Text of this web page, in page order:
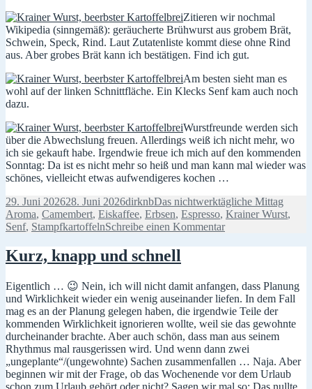
Zitieren wir nochmal
Wikipedia (sinngemäß): geräucherte Brühwurst aus grobem Brät,
Schwein, Speck, Rind. Laut Zutatenliste kommt diese ohne Rind
aus. Aber grobes Brät kann ich bestätigen. Find ich gut.
Am besten sieht man es
wohl auf der linken Schnittfläche. Ein Klecks Senf kam auch noch
dazu.
Wurstfreunde werden sich
über die Abwechslung freuen. Allerdings weiß ich nicht mehr, wo
ich sie gekauft habe. Irgendwie freue ich mich auf den kommenden
Sonntag: Da ist es nicht mehr so heiß und man kann mal wieder was
schönes, vielleicht etwas aufwendigeres kochen …
Veröffentlicht
am
29. Juni 202628. Juni 2026Autor
dirknbKategorien
Das nichtwerktägliche Mittag
Aroma, Camembert, Eiskaffee, Erbsen, Espresso, Krainer Wurst,
Senf, StampfkartoffelnSchreibe einen Kommentarzu
hä?
Kurz, knapp und schnell
Eigentlich … 😉 Nein, ich will nicht damit anfangen, dass Planung
und Wirklichkeit wieder ein wenig auseinander liefen. In dem Fall
mag es an der Planung gelegen haben, die irgendwie Teile der
kommenden Wirklichkeit ignorieren wollte, weil sie das gewohnte
durcheinander brachte. Aber auch schön, dass man aus seinem
Rhythmus mal rausgerissen wird. Und wenn dann zwei
„ungeplante“/(ungewohnte) Sachen zusammenfallen … Naja. Aber
beginnen wir mit der Frage, ob das Wochenende vor dem Urlaub